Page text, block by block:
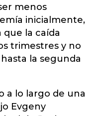
menos
inicialmente,
la caída
trimestres y no
la segunda
a lo largo de una
Evgeny